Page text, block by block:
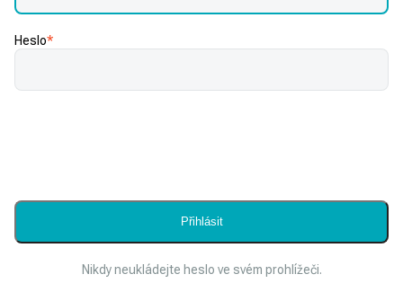
Heslo*
Nikdy neukládejte heslo ve svém prohlížeči.